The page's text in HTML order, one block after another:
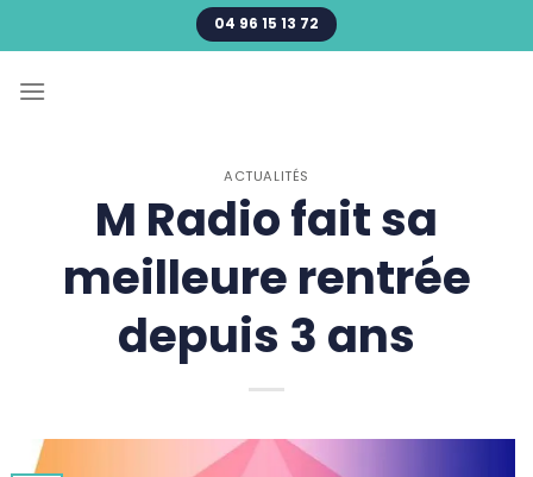
au
04 96 15 13 72
ACTUALITÉS
M Radio fait sa
meilleure rentrée
depuis 3 ans